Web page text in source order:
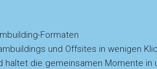
Formaten
und Offsites in wenigen
haltet die gemeinsamen Momente in